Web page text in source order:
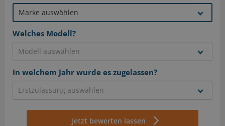
Welches Modell?
In welchem Jahr wurde es zugelassen?
Jetzt bewerten lassen